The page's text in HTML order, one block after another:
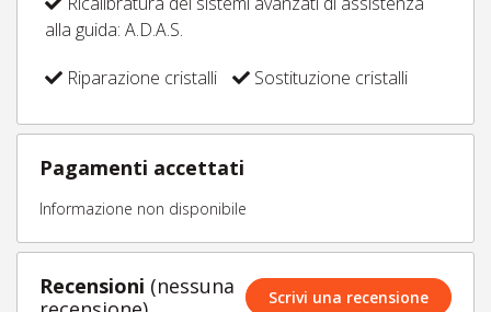
alla guida: A.D.A.S.
Riparazione cristalli
Sostituzione cristalli
Pagamenti accettati
Informazione non disponibile
Recensioni (nessuna
Scrivi una recensione